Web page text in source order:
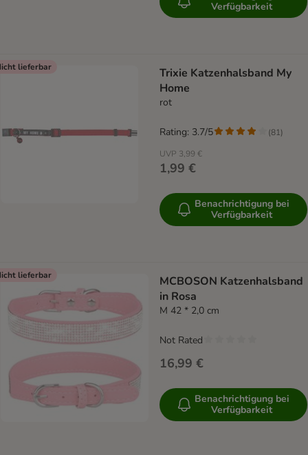
Verfügbarkeit
lieferbar
Trixie Katzenhalsband My
Home
rot
UVP 3,99 €
1,99 €
Rating: 3.7/5 (81)
Benachrichtigung bei
Verfügbarkeit
lieferbar
MCBOSON Katzenhalsband
in Rosa
M 42 * 2,0 cm
16,99 €
Not Rated
Benachrichtigung bei
Verfügbarkeit